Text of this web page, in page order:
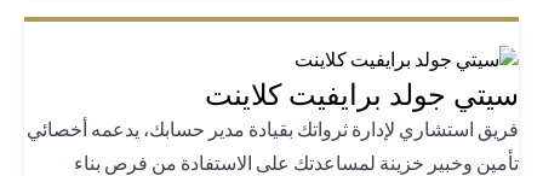
جولد برايفيت كلاينت
استشاري لإدارة ثرواتك بقيادة مدير حسابك، يدعمه أخصائي
وخبير خزينة لمساعدتك على الاستفادة من فرص بناء